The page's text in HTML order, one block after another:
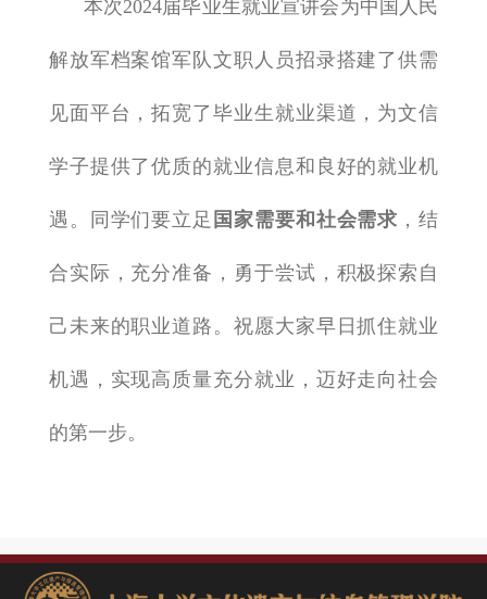
本次2024届毕业生就业宣讲会为中国人民
解放军档案馆军队文职人员招录搭建了供需
见面平台，拓宽了毕业生就业渠道，为文信
学子提供了优质的就业信息和良好的就业机
遇。同学们要立足 国家需要和社会需求 ，结
合实际，充分准备，勇于尝试，积极探索自
己未来的职业道路。祝愿大家早日抓住就业
机遇，实现高质量充分就业，迈好走向社会
的第一步。